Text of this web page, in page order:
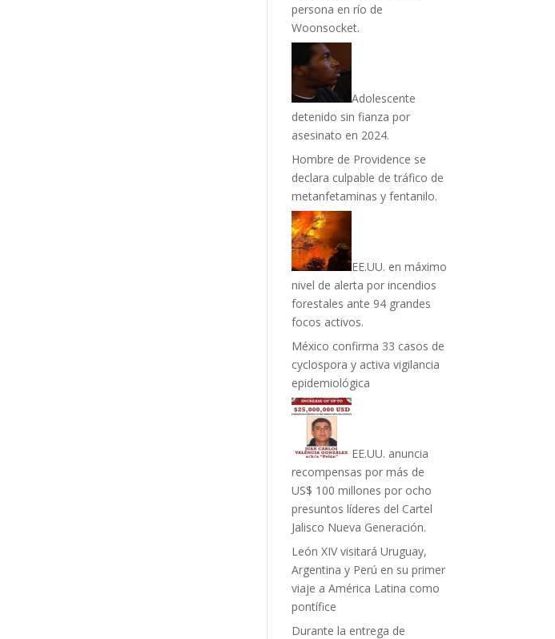
persona en río de
Woonsocket.
Adolescente
detenido sin fianza por
asesinato en 2024.
Hombre de Providence se
declara culpable de tráfico de
metanfetaminas y fentanilo.
EE.UU. en máximo
nivel de alerta por incendios
forestales ante 94 grandes
focos activos.
México confirma 33 casos de
cyclospora y activa vigilancia
epidemiológica
EE.UU. anuncia
recompensas por más de
US$ 100 millones por ocho
presuntos líderes del Cartel
Jalisco Nueva Generación.
León XIV visitará Uruguay,
Argentina y Perú en su primer
viaje a América Latina como
pontífice
Durante la entrega de